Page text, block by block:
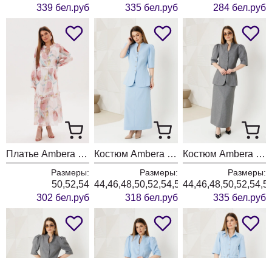
339 бел.руб
335 бел.руб
284 бел.руб
Платье Ambera style 1130-3 цветы
Размеры:
50,52,54
302 бел.руб
Костюм Ambera style 2151 голубой
Размеры:
44,46,48,50,52,54,56,58,60
318 бел.руб
Костюм Ambera style 2151-1 серый
Размеры:
335 бел.руб